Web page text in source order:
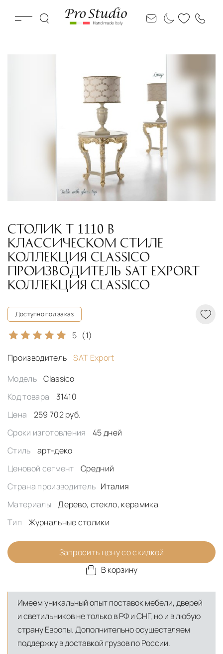
СТОЛИК T 1110 В
КЛАССИЧЕСКОМ СТИЛЕ
КОЛЛЕКЦИЯ CLASSICO
ПРОИЗВОДИТЕЛЬ SAT EXPORT
КОЛЛЕКЦИЯ CLASSICO
Доступно под заказ
5 (1)
Производитель
SAT Export
Модель
Classico
Код товара
31410
Цена
259 702 руб.
Сроки изготовления
45 дней
Стиль
арт-деко
Ценовой сегмент
Средний
Страна производитель Италия
Материалы
Дерево, стекло, керамика
Тип
Журнальные столики
Запросить цену со скидкой
В корзину
Имеем уникальный опыт поставок мебели, дверей
и светильников не только в РФ и СНГ, но и в любую
страну Европы. Дополнительно осуществляем
поддержку в доставкой грузов по России.